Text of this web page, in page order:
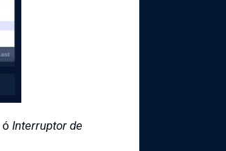
ó Interruptor de